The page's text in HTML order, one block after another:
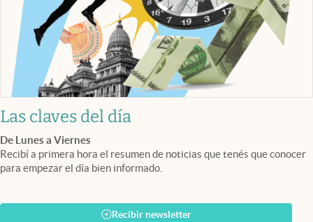
Las claves del día
De Lunes a Viernes
Recibí a primera hora el resumen de noticias que tenés que conocer
para empezar el día bien informado.
Recibir newsletter